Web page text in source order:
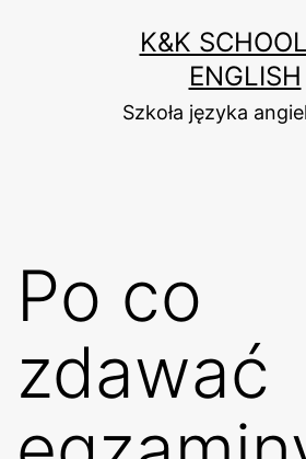
K&K
ENGLISH
Szkoła języka
Po co
zdawać